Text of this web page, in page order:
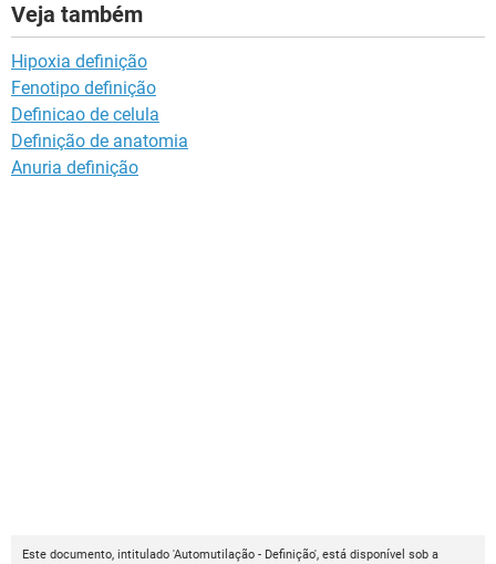
Veja também
Hipoxia definição
Fenotipo definição
Definicao de celula
Definição de anatomia
Anuria definição
Este documento, intitulado 'Automutilação - Definição', está disponível sob a